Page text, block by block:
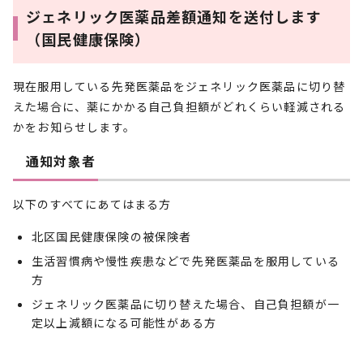
ジェネリック医薬品差額通知を送付します
（国民健康保険）
現在服用している先発医薬品をジェネリック医薬品に切り替
えた場合に、薬にかかる自己負担額がどれくらい軽減される
かをお知らせします。
通知対象者
以下のすべてにあてはまる方
北区国民健康保険の被保険者
生活習慣病や慢性疾患などで先発医薬品を服用している
方
ジェネリック医薬品に切り替えた場合、自己負担額が一
定以上減額になる可能性がある方